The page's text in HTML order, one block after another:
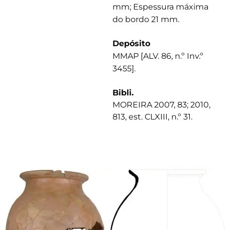
mm; Espessura máxima
do bordo 21 mm.
Depósito
MMAP [ALV. 86, n.º Inv.º
3455].
Bibli.
MOREIRA 2007, 83; 2010,
813, est. CLXIII, n.º 31.